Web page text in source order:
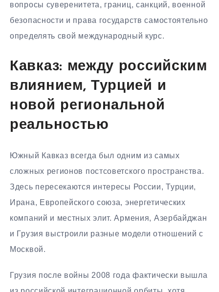
вопросы суверенитета, границ, санкций, военной
безопасности и права государств самостоятельно
определять свой международный курс.
Кавказ: между российским
влиянием, Турцией и
новой региональной
реальностью
Южный Кавказ всегда был одним из самых
сложных регионов постсоветского пространства.
Здесь пересекаются интересы России, Турции,
Ирана, Европейского союза, энергетических
компаний и местных элит. Армения, Азербайджан
и Грузия выстроили разные модели отношений с
Москвой.
Грузия после войны 2008 года фактически вышла